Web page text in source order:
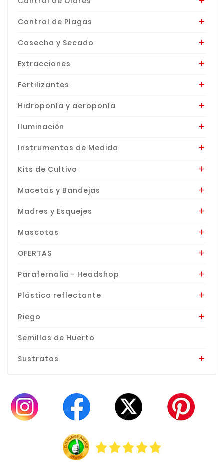
Control de Plagas 
Cosecha y Secado 
Extracciones 
Fertilizantes 
Hidroponía y aeroponía 
Iluminación 
Instrumentos de Medida 
Kits de Cultivo 
Macetas y Bandejas 
Madres y Esquejes 
Mascotas 
OFERTAS 
Parafernalia - Headshop 
Plástico reflectante 
Riego 
Semillas de Huerto
Sustratos 